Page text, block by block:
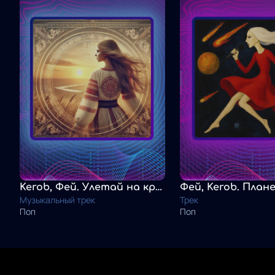
Kerob, Фей. Улетай на крыльях ветра
Музыкальный трек
Поп
Фей, Kerob.
Трек
Поп